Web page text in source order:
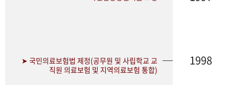
➤ 국민의료보험법 제정(공무원 및 사립학교 교
직원 의료보험 및 지역의료보험 통합)
1998